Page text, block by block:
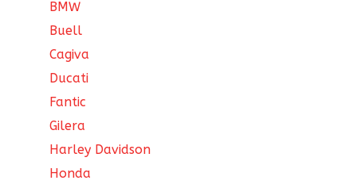
BMW
Buell
Cagiva
Ducati
Fantic
Gilera
Harley Davidson
Honda